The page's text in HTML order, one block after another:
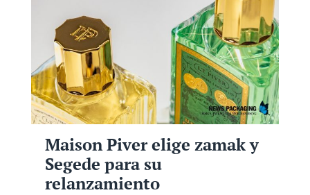
Maison Piver elige zamak y
Segede para su
relanzamiento